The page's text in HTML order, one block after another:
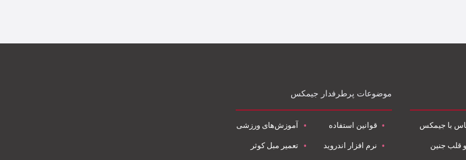
با جیمکس
قلب جنین
موضوعات پرطرفدار جیمکس
قوانین استفاده آموزش‌های ورزشی
نرم افزار اندروید تعمیر مبل کوثر